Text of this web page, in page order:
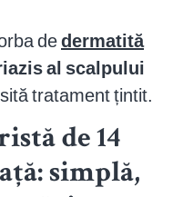
dedermatită
al scalpului
tratament țintit.
de 14
simplă,